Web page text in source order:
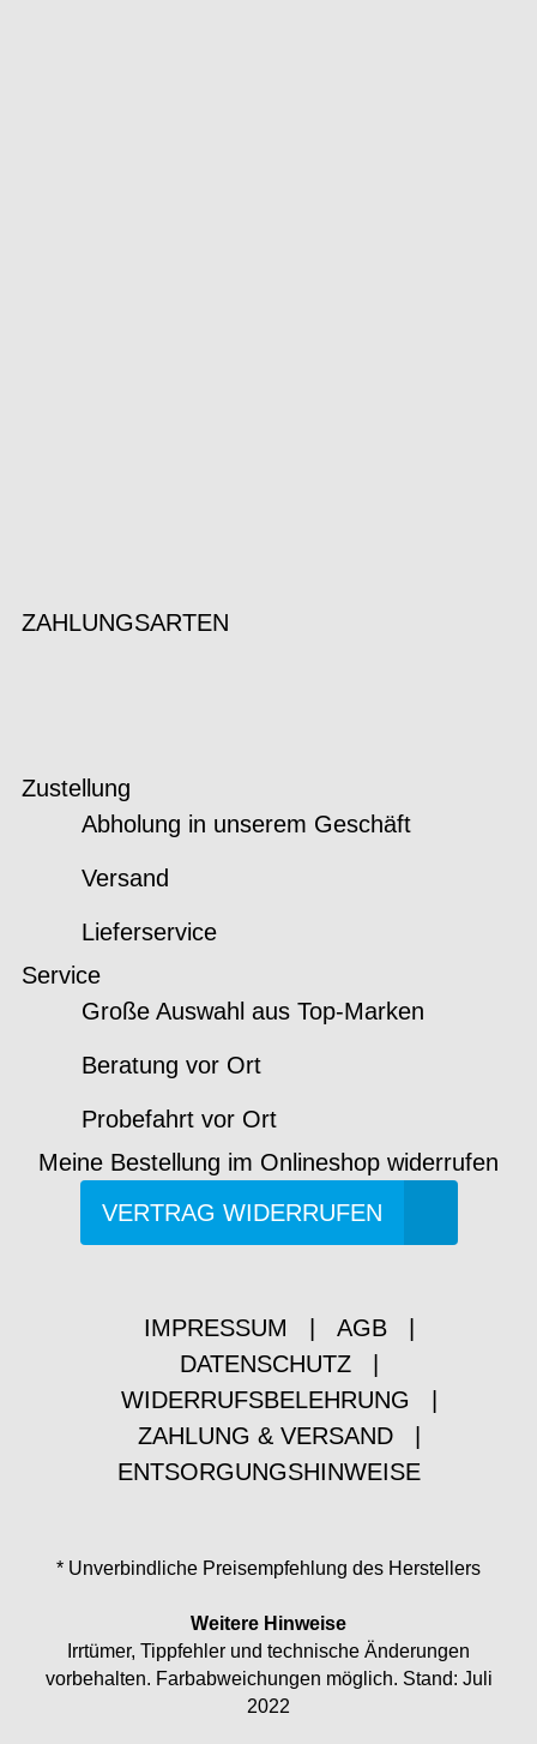
ZAHLUNGSARTEN
Zustellung
Abholung in unserem Geschäft
Versand
Lieferservice
Service
Große Auswahl aus Top-Marken
Beratung vor Ort
Probefahrt vor Ort
Meine Bestellung im Onlineshop widerrufen
VERTRAG WIDERRUFEN
IMPRESSUM AGB
DATENSCHUTZ
WIDERRUFSBELEHRUNG
ZAHLUNG & VERSAND
ENTSORGUNGSHINWEISE
* Unverbindliche Preisempfehlung des Herstellers
Weitere Hinweise
Irrtümer, Tippfehler und technische Änderungen
vorbehalten. Farbabweichungen möglich. Stand: Juli
2022